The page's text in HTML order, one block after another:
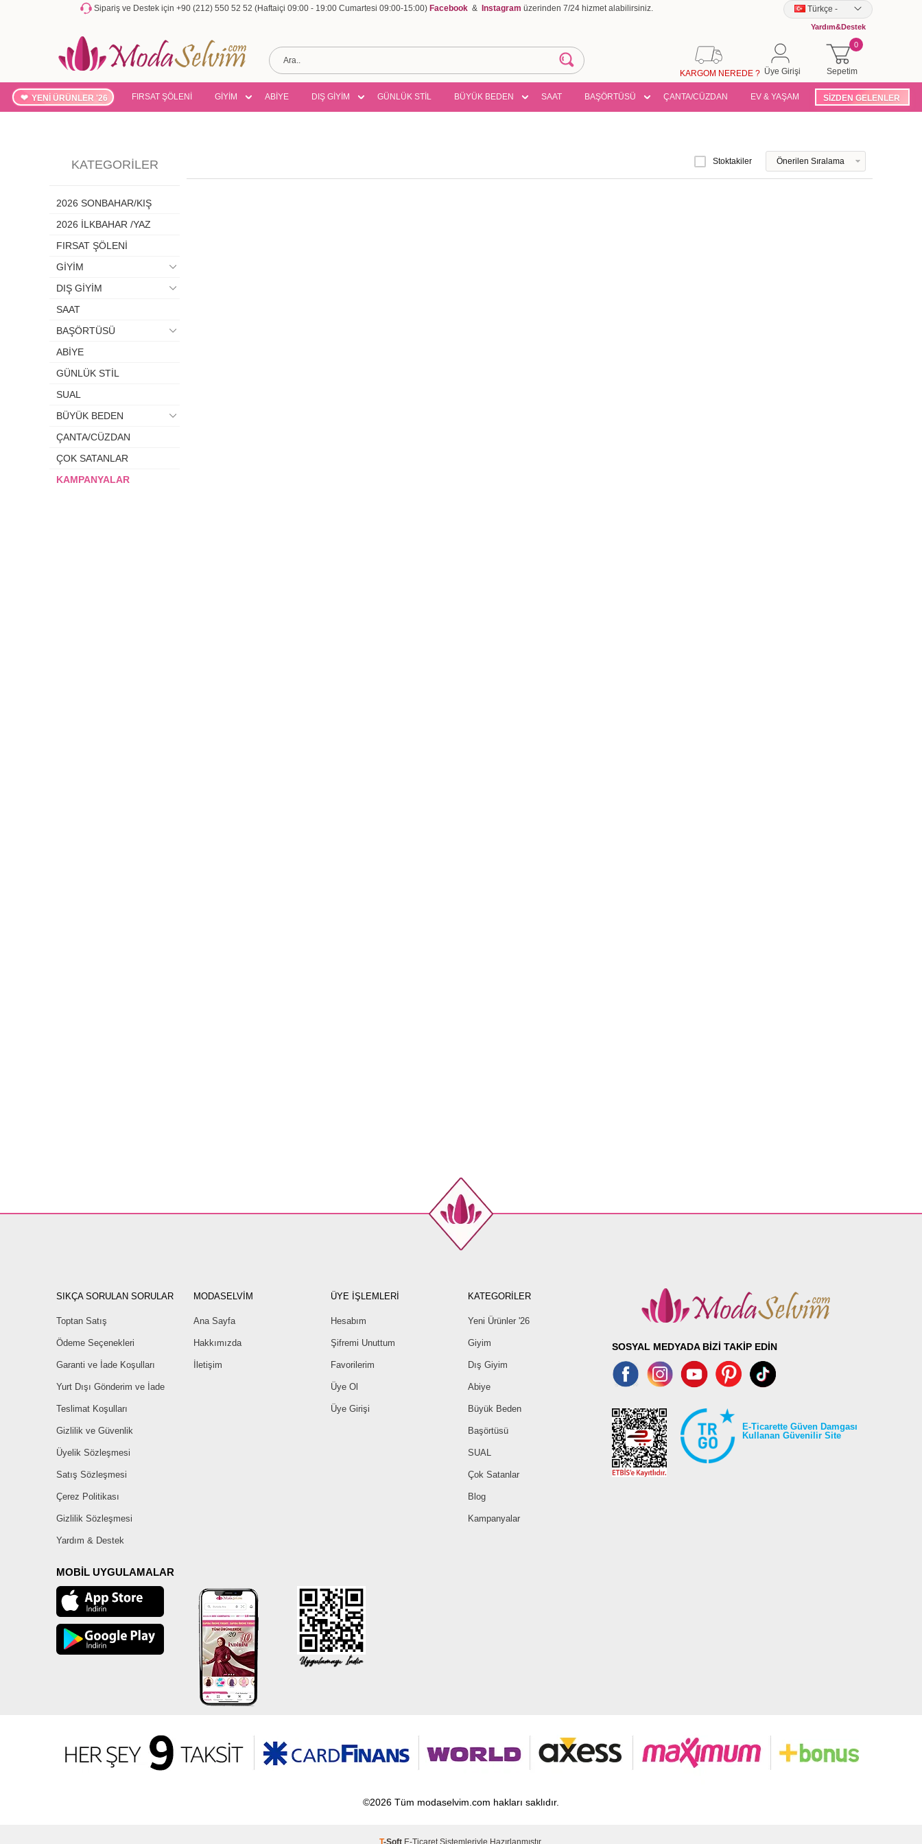
Sipariş ve Destek için +90 (212) 550 52 52 (Haftaiçi 09:00 - 19:00 Cumartesi 09:00-15:00) Facebook & Instagram üzerinden 7/24 hizmet alabilirsiniz. Türkçe -
Yardım&Destek
Sepetim
0
Üye Girişi
KARGOM NEREDE ?
YENİ ÜRÜNLER '26 FIRSAT ŞÖLENİ GİYİM ABİYE DIŞ GİYİM GÜNLÜK STİL BÜYÜK BEDEN SAAT BAŞÖRTÜSÜ ÇANTA/CÜZDAN EV & YAŞAM SİZDEN GELENLER
KATEGORILER
2026 SONBAHAR/KIŞ
2026 İLKBAHAR /YAZ
FIRSAT ŞÖLENİ
GİYİM
DIŞ GİYİM
SAAT
BAŞÖRTÜSÜ
ABİYE
GÜNLÜK STİL
SUAL
BÜYÜK BEDEN
ÇANTA/CÜZDAN
ÇOK SATANLAR
KAMPANYALAR
Stoktakiler
SIKÇA SORULAN SORULAR
Toptan Satış
Ödeme Seçenekleri
Garanti ve İade Koşulları
Yurt Dışı Gönderim ve İade
Teslimat Koşulları
Gizlilik ve Güvenlik
Üyelik Sözleşmesi
Satış Sözleşmesi
Çerez Politikası
Gizlilik Sözleşmesi
Yardım & Destek
MODASELVİM
Ana Sayfa
Hakkımızda
İletişim
ÜYE İŞLEMLERİ
Hesabım
Şifremi Unuttum
Favorilerim
Üye Ol
Üye Girişi
KATEGORİLER
Yeni Ürünler '26
Giyim
Dış Giyim
Abiye
Büyük Beden
Başörtüsü
SUAL
Çok Satanlar
Blog
Kampanyalar
MOBİL UYGULAMALAR
SOSYAL MEDYADA BİZİ TAKİP EDİN
E-Ticarette Güven Damgası
Kullanan Güvenilir Site
©2026 Tüm modaselvim.com hakları saklıdır.
T-Soft E-Ticaret Sistemleriyle Hazırlanmıştır.